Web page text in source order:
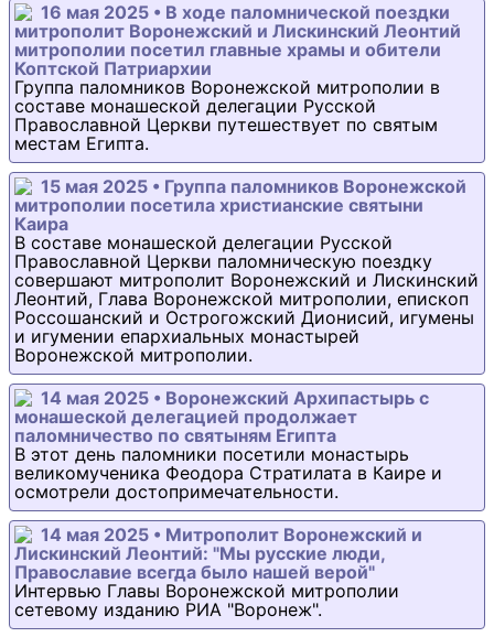
16 мая 2025 • В ходе паломнической поездки
митрополит Воронежский и Лискинский Леонтий
митрополии посетил главные храмы и обители
Коптской Патриархии
Группа паломников Воронежской митрополии в
составе монашеской делегации Русской
Православной Церкви путешествует по святым
местам Египта.
15 мая 2025 • Группа паломников Воронежской
митрополии посетила христианские святыни
Каира
В составе монашеской делегации Русской
Православной Церкви паломническую поездку
совершают митрополит Воронежский и Лискинский
Леонтий, Глава Воронежской митрополии, епископ
Россошанский и Острогожский Дионисий, игумены
и игумении епархиальных монастырей
Воронежской митрополии.
14 мая 2025 • Воронежский Архипастырь с
монашеской делегацией продолжает
паломничество по святыням Египта
В этот день паломники посетили монастырь
великомученика Феодора Стратилата в Каире и
осмотрели достопримечательности.
14 мая 2025 • Митрополит Воронежский и
Лискинский Леонтий: "Мы русские люди,
Православие всегда было нашей верой"
Интервью Главы Воронежской митрополии
сетевому изданию РИА "Воронеж".